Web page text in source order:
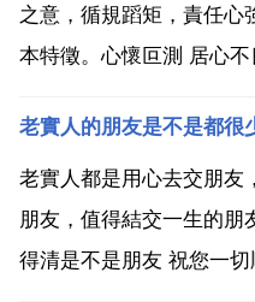
之意，循規蹈矩，責任心
本特徵。心懷叵測 居心
是不老實人的特徵我們能
人吃虧，甚至受欺負，而
至...
老實人都是用心去交朋友
朋友，值得結交一生的朋
得清是不是朋友 祝您一